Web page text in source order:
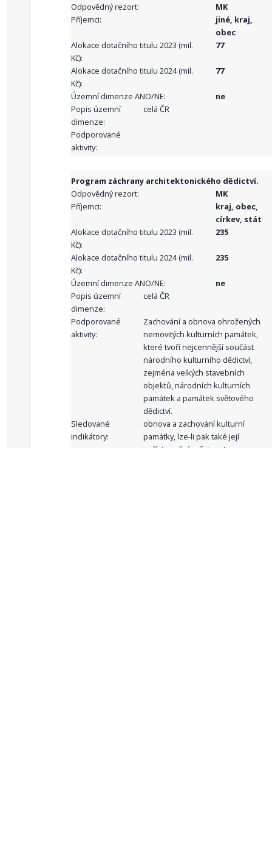
Odpovědný rezort:
MK
Příjemci:
jiné, kraj,
obec
Alokace dotačního titulu 2023 (mil.
Kč):
77
Alokace dotačního titulu 2024 (mil.
Kč):
77
Územní dimenze ANO/NE:
ne
Popis územní
dimenze:
celá ČR
Podporované
aktivity:
Program záchrany architektonického dědictví.
Odpovědný rezort:
MK
Příjemci:
kraj, obec,
církev, stát
Alokace dotačního titulu 2023 (mil.
Kč):
235
Alokace dotačního titulu 2024 (mil.
Kč):
235
Územní dimenze ANO/NE:
ne
Popis územní
dimenze:
celá ČR
Podporované
aktivity:
Zachování a obnova ohrožených
nemovitých kulturních památek,
které tvoří nejcennější součást
národního kulturního dědictví,
zejména velkých stavebních
objektů, národních kulturních
památek a památek světového
dědictví.
Sledované
indikátory:
obnova a zachování kulturní
památky, lze-li pak také její
zpřístupnění veřejnosti